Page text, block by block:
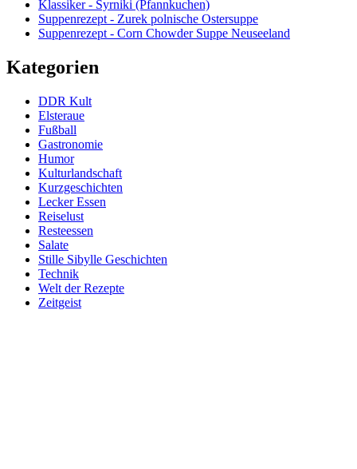
Klassiker - Syrniki (Pfannkuchen)
Suppenrezept - Zurek polnische Ostersuppe
Suppenrezept - Corn Chowder Suppe Neuseeland
Kategorien
DDR Kult
Elsteraue
Fußball
Gastronomie
Humor
Kulturlandschaft
Kurzgeschichten
Lecker Essen
Reiselust
Resteessen
Salate
Stille Sibylle Geschichten
Technik
Welt der Rezepte
Zeitgeist